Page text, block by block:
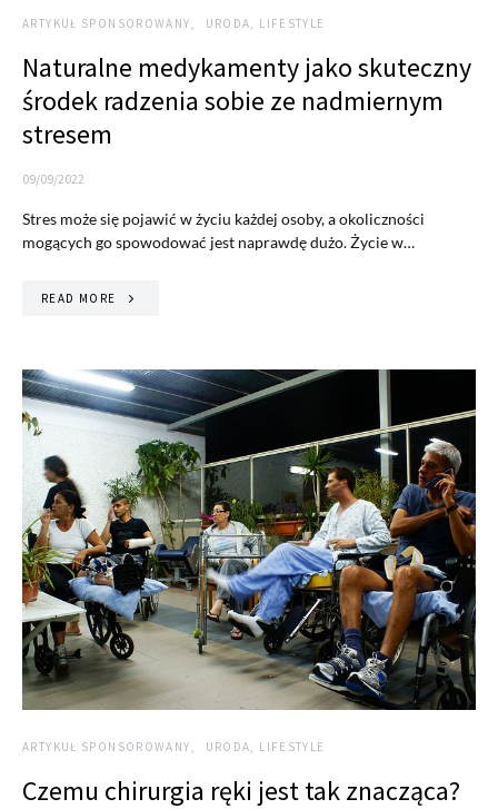
ARTYKUŁ SPONSOROWANY URODA, LIFESTYLE
Naturalne medykamenty jako skuteczny
środek radzenia sobie ze nadmiernym
stresem
09/09/2022
Stres może się pojawić w życiu każdej osoby, a okoliczności
mogących go spowodować jest naprawdę dużo. Życie w…
READ MORE
ARTYKUŁ SPONSOROWANY URODA, LIFESTYLE
Czemu chirurgia ręki jest tak znacząca?